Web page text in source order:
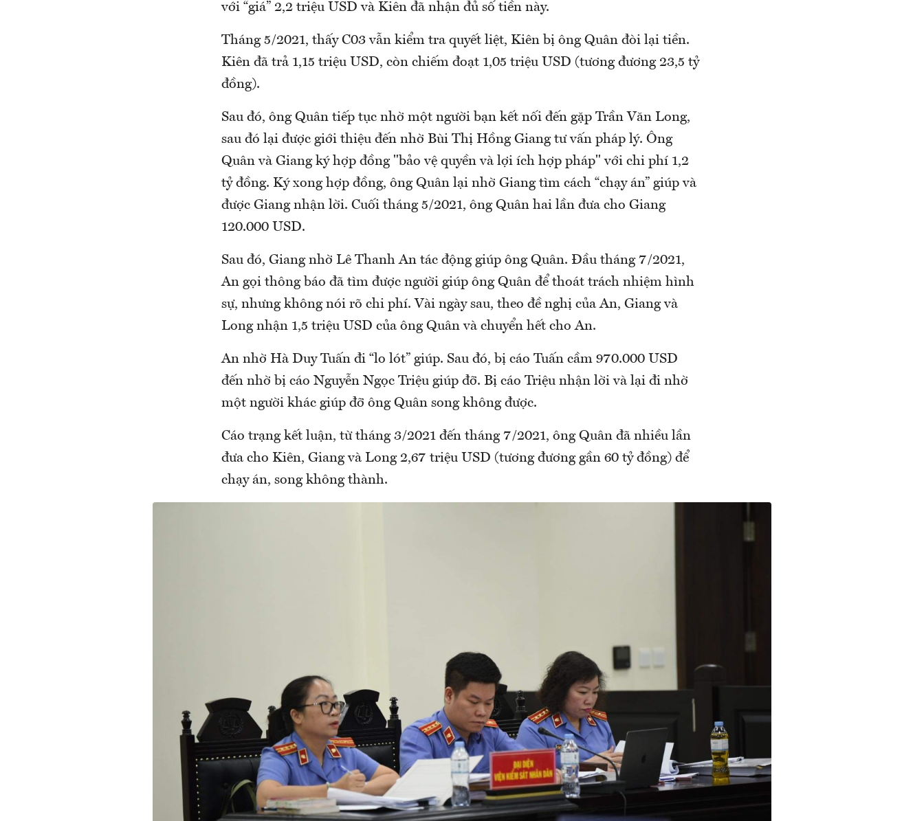
với “giá” 2,2 triệu USD và Kiên đã nhận đủ số tiền này.
Tháng 5/2021, thấy C03 vẫn kiểm tra quyết liệt, Kiên bị ông Quân đòi lại tiền.
Kiên đã trả 1,15 triệu USD, còn chiếm đoạt 1,05 triệu USD (tương đương 23,5 tỷ
đồng).
Sau đó, ông Quân tiếp tục nhờ một người bạn kết nối đến gặp Trần Văn Long,
sau đó lại được giới thiệu đến nhờ Bùi Thị Hồng Giang tư vấn pháp lý. Ông
Quân và Giang ký hợp đồng "bảo vệ quyền và lợi ích hợp pháp" với chi phí 1,2
tỷ đồng. Ký xong hợp đồng, ông Quân lại nhờ Giang tìm cách “chạy án” giúp và
được Giang nhận lời. Cuối tháng 5/2021, ông Quân hai lần đưa cho Giang
120.000 USD.
Sau đó, Giang nhờ Lê Thanh An tác động giúp ông Quân. Đầu tháng 7/2021,
An gọi thông báo đã tìm được người giúp ông Quân để thoát trách nhiệm hình
sự, nhưng không nói rõ chi phí. Vài ngày sau, theo đề nghị của An, Giang và
Long nhận 1,5 triệu USD của ông Quân và chuyển hết cho An.
An nhờ Hà Duy Tuấn đi “lo lót” giúp. Sau đó, bị cáo Tuấn cầm 970.000 USD
đến nhờ bị cáo Nguyễn Ngọc Triệu giúp đỡ. Bị cáo Triệu nhận lời và lại đi nhờ
một người khác giúp đỡ ông Quân song không được.
Cáo trạng kết luận, từ tháng 3/2021 đến tháng 7/2021, ông Quân đã nhiều lần
đưa cho Kiên, Giang và Long 2,67 triệu USD (tương đương gần 60 tỷ đồng) để
chạy án, song không thành.